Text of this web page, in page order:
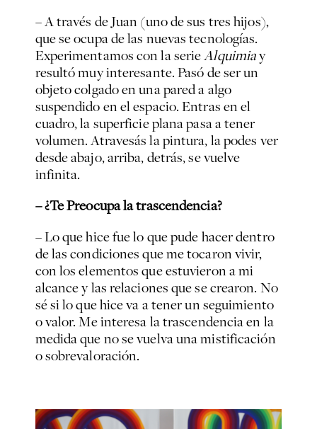
– A través de Juan (uno de sus tres hijos),
que se ocupa de las nuevas tecnologías.
Experimentamos con la serieAlquimiay
resultó muy interesante. Pasó de ser un
objeto colgado en una pared a algo
suspendido en el espacio. Entras en el
cuadro, la superficie plana pasa a tener
volumen. Atravesás la pintura, la podes ver
desde abajo, arriba, detrás, se vuelve
infinita.
– ¿Te Preocupa la trascendencia?
– Lo que hice fue lo que pude hacer dentro
de las condiciones que me tocaron vivir,
con los elementos que estuvieron a mi
alcance y las relaciones que se crearon. No
sé si lo que hice va a tener un seguimiento
o valor. Me interesa la trascendencia en la
medida que no se vuelva una mistificación
o sobrevaloración.